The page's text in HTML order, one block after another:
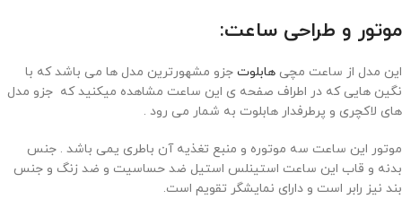
موتور و طراحی ساعت:
این مدل از ساعت مچی هابلوت جزو مشهورترین مدل ها می باشد که با
نگین هایی که در اطراف صفحه ی این ساعت مشاهده میکنید که جزو مدل
های لاکچری و پرطرفدار هابلوت به شمار می رود .
موتور این ساعت سه موتوره و منبع تغذیه آن باطری یمی باشد . جنس
بدنه و قاب این ساعت استینلس استیل ضد حساسیت و ضد زنگ و جنس
بند نیز رابر است و دارای نمایشگر تقویم است.